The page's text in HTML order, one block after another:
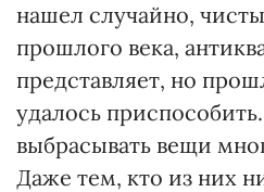
нашел случайно,
прошлого века,
представляет, но
удалось
выбрасывать вещи
Даже тем, кто из них